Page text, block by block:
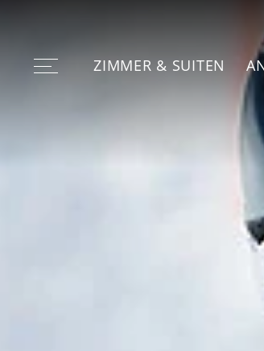
ZIMMER & SUITEN